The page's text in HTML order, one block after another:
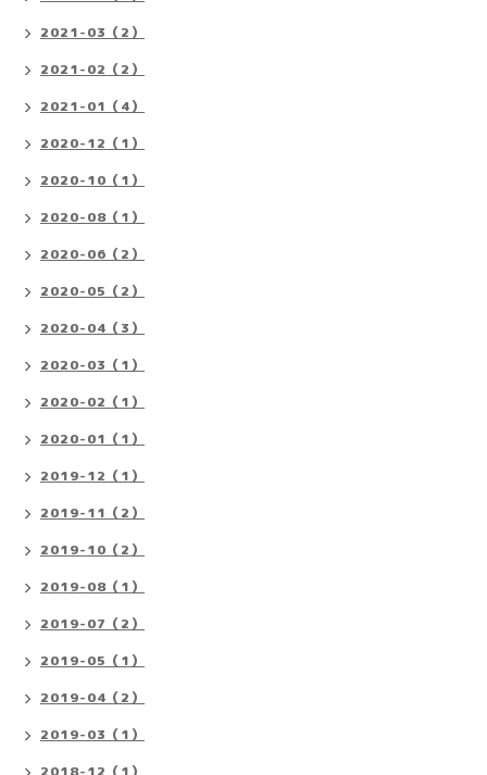
2021-03（2）
2021-02（2）
2021-01（4）
2020-12（1）
2020-10（1）
2020-08（1）
2020-06（2）
2020-05（2）
2020-04（3）
2020-03（1）
2020-02（1）
2020-01（1）
2019-12（1）
2019-11（2）
2019-10（2）
2019-08（1）
2019-07（2）
2019-05（1）
2019-04（2）
2019-03（1）
2018-12（1）